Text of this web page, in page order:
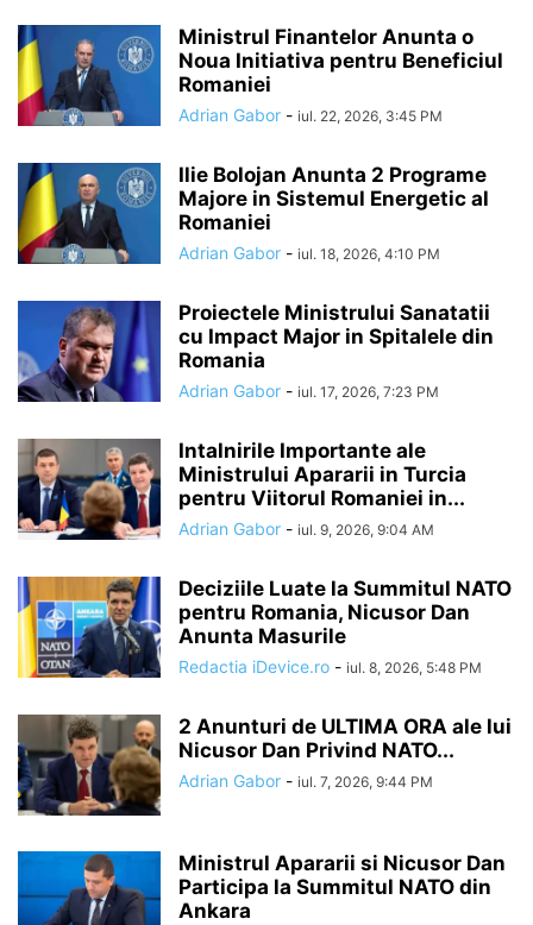
Ministrul Finantelor Anunta o
Noua Initiativa pentru Beneficiul
Romaniei
Adrian Gabor - iul. 22, 2026, 3:45 PM
Ilie Bolojan Anunta 2 Programe
Majore in Sistemul Energetic al
Romaniei
Adrian Gabor - iul. 18, 2026, 4:10 PM
Proiectele Ministrului Sanatatii
cu Impact Major in Spitalele din
Romania
Adrian Gabor - iul. 17, 2026, 7:23 PM
Intalnirile Importante ale
Ministrului Apararii in Turcia
pentru Viitorul Romaniei in...
Adrian Gabor - iul. 9, 2026, 9:04 AM
Deciziile Luate la Summitul NATO
pentru Romania, Nicusor Dan
Anunta Masurile
Redactia iDevice.ro - iul. 8, 2026, 5:48 PM
2 Anunturi de ULTIMA ORA ale lui
Nicusor Dan Privind NATO...
Adrian Gabor - iul. 7, 2026, 9:44 PM
Ministrul Apararii si Nicusor Dan
Participa la Summitul NATO din
Ankara